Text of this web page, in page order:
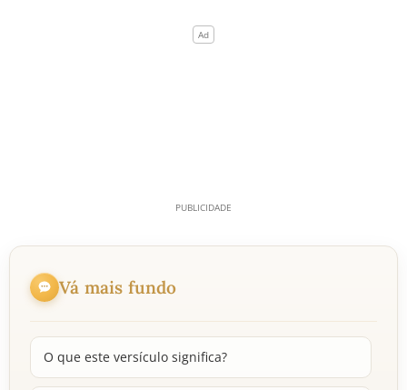
Vá mais fundo
O que este versículo significa?